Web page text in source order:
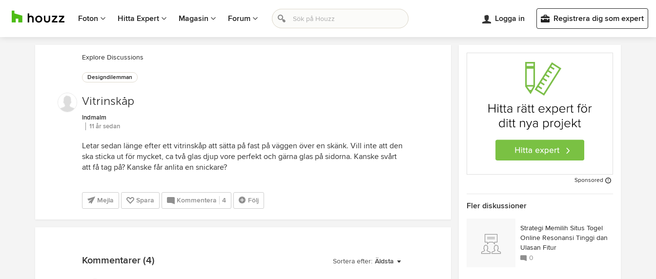
Foton Hitta Expert Magasin Forum Logga in Registrera dig som expert
Explore Discussions
Designdilemman
Vitrinskåp
lndmalm
11 år sedan
Letar sedan länge efter ett vitrinskåp att sätta på fast på väggen över en skänk. Vill inte att den
ska sticka ut för mycket, ca två glas djup vore perfekt och gärna glas på sidorna. Kanske svårt
att få tag på? Kanske får anlita en snickare?
Mejla Spara Kommentera 4 Följ
Sortera efter: Äldsta
Kommentarer (4)
Sponsored
Fler diskussioner
Strategi Memilih Situs Togel
Online Resonansi Tinggi dan
Ulasan Fitur
0